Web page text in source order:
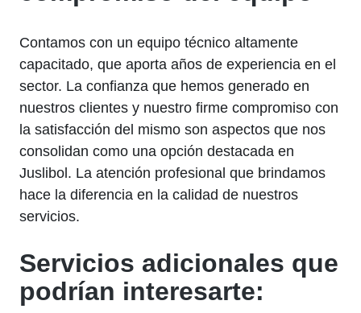
Contamos con un equipo técnico altamente
capacitado, que aporta años de experiencia en el
sector. La confianza que hemos generado en
nuestros clientes y nuestro firme compromiso con
la satisfacción del mismo son aspectos que nos
consolidan como una opción destacada en
Juslibol. La atención profesional que brindamos
hace la diferencia en la calidad de nuestros
servicios.
Servicios adicionales que
podrían interesarte: